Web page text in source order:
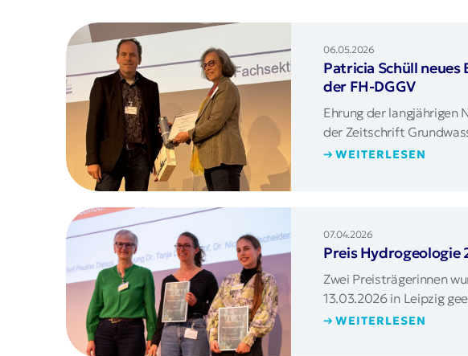
06.05.2026
Patricia Schüll
der FH-DGGV
Ehrung der langjährigen
der Zeitschrift
WEITERLESEN
07.04.2026
Preis Hydrogeologie
Zwei Preisträgerinnen
13.03.2026 in Leipzig
WEITERLESEN